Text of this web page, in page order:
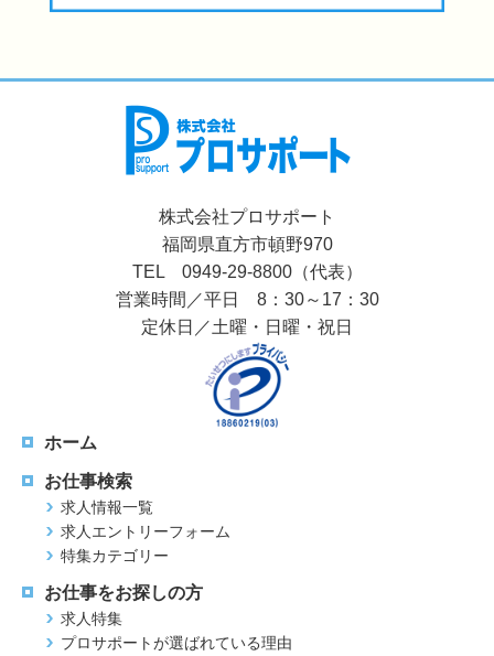
株式会社プロサポート
福岡県直方市頓野970
TEL 0949-29-8800（代表）
営業時間／平日 8：30～17：30
定休日／土曜・日曜・祝日
ホーム
お仕事検索
求人情報一覧
求人エントリーフォーム
特集カテゴリー
お仕事をお探しの方
求人特集
プロサポートが選ばれている理由